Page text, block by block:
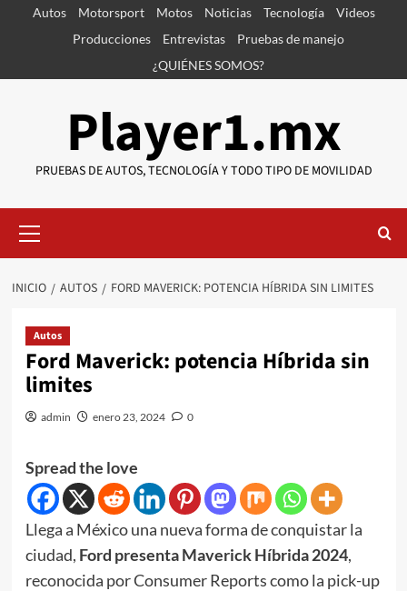
SaltarAutos Motorsport Motos Noticias Tecnología
Videos
Producciones
Entrevistas
Pruebas de manejo
¿QUIÉNES SOMOS?
Player1.mx
PRUEBAS DE AUTOS, TECNOLOGÍA Y TODO TIPO DE MOVILIDAD
primario
INICIO AUTOS FORD MAVERICK: POTENCIA HÍBRIDA SIN LIMITES
Autos
Ford Maverick: potencia Híbrida sin
limites
admin enero 23, 2024 0
Spread the love
Llega a México una nueva forma de conquistar la
ciudad, Ford presenta Maverick Híbrida 2024,
reconocida por Consumer Reports como la pick-up